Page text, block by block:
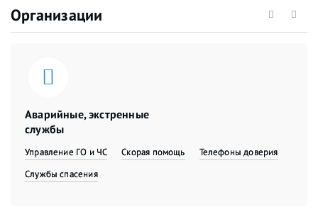
Организации
Аварийные, экстренные
службы
Управление ГО и ЧС Скорая помощь
Телефоны доверия
Службы спасения